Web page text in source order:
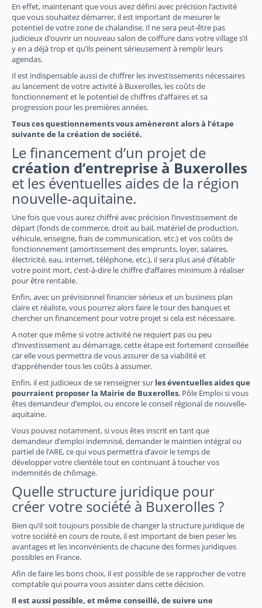
En effet, maintenant que vous avez défini avec précision l’activité
que vous souhaitez démarrer, il est important de mesurer le
potentiel de votre zone de chalandise. Il ne sera peut-être pas
judicieux d’ouvrir un nouveau salon de coiffure dans votre village s’il
y en a déjà trop et qu’ils peinent sérieusement à remplir leurs
agendas.
Il est indispensable aussi de chiffrer les investissements nécessaires
au lancement de votre activité à Buxerolles, les coûts de
fonctionnement et le potentiel de chiffres d’affaires et sa
progression pour les premières années.
Tous ces questionnements vous amèneront alors à l’étape
suivante de la création de société.
Le financement d’un projet de
création d’entreprise à Buxerolles
et les éventuelles aides de la région
nouvelle-aquitaine.
Une fois que vous aurez chiffré avec précision l’investissement de
départ (fonds de commerce, droit au bail, matériel de production,
véhicule, enseigne, frais de communication, etc.) et vos coûts de
fonctionnement (amortissement des emprunts, loyer, salaires,
électricité, eau, internet, téléphone, etc.), il sera plus aisé d’établir
votre point mort, c’est-à-dire le chiffre d’affaires minimum à réaliser
pour être rentable.
Enfin, avec un prévisionnel financier sérieux et un business plan
claire et réaliste, vous pourrez alors faire le tour des banques et
chercher un financement pour votre projet si cela est nécessaire.
A noter que même si votre activité ne requiert pas ou peu
d’investissement au démarrage, cette étape est fortement conseillée
car elle vous permettra de vous assurer de sa viabilité et
d’appréhender tous les coûts à assumer.
Enfin, il est judicieux de se renseigner sur les éventuelles aides que
pourraient proposer la Mairie de Buxerolles, Pôle Emploi si vous
êtes demandeur d’emploi, ou encore le conseil régional de nouvelle-
aquitaine.
Vous pouvez notamment, si vous êtes inscrit en tant que
demandeur d’emploi indemnisé, demander le maintien intégral ou
partiel de l’ARE, ce qui vous permettra d’avoir le temps de
développer votre clientèle tout en continuant à toucher vos
indemnités de chômage.
Quelle structure juridique pour
créer votre société à Buxerolles ?
Bien qu’il soit toujours possible de changer la structure juridique de
votre société en cours de route, il est important de bien peser les
avantages et les inconvénients de chacune des formes juridiques
possibles en France.
Afin de faire les bons choix, il est possible de se rapprocher de votre
comptable qui pourra vous assister dans cette décision.
Il est aussi possible, et même conseillé, de suivre une